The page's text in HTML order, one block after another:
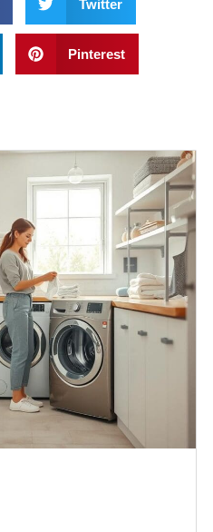
Twitter
Pinterest